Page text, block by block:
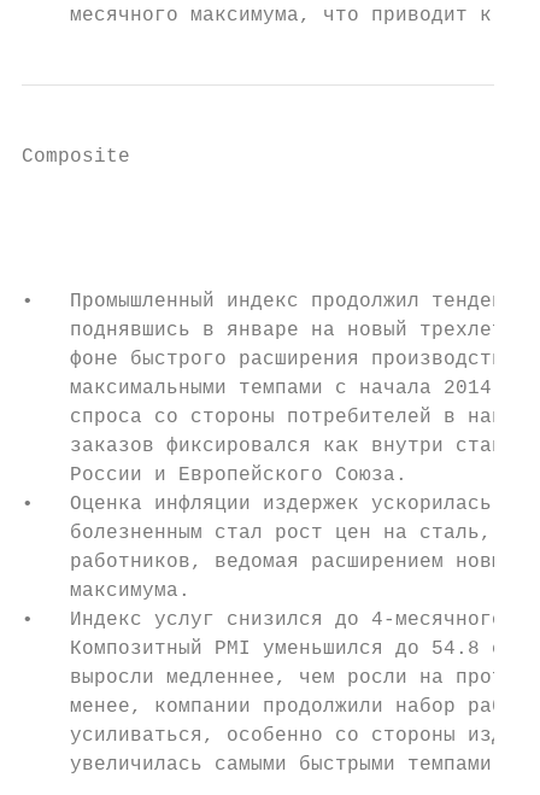
месячного максимума, что приводит к
Composite
•   Промышленный индекс продолжил
поднявшись в январе на новый
фоне быстрого расширения производства
максимальными темпами с начала 2014
спроса со стороны потребителей в
заказов фиксировался как внутри
    России и Европейского Союза.
•   Оценка инфляции издержек ускорилась до
болезненным стал рост цен на сталь,
работников, ведомая расширением новых
    максимума.
•   Индекс услуг снизился до 4-месячного
Композитный PMI уменьшился до 54.8 с
выросли медленнее, чем росли на
менее, компании продолжили набор
усиливаться, особенно со стороны
увеличилась самыми быстрыми темпами с